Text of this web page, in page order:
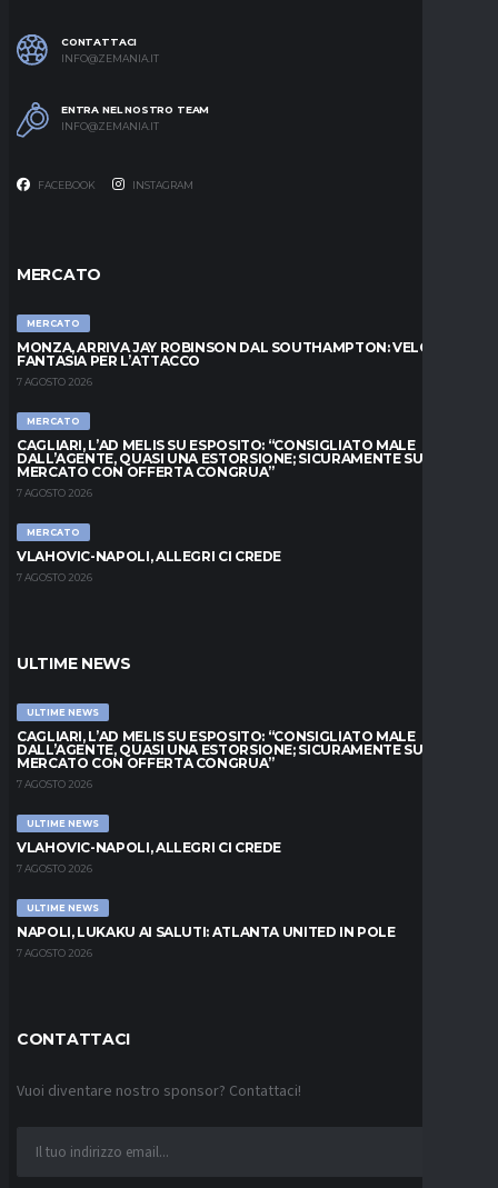
CONTATTACI
INFO@ZEMANIA.IT
ENTRA NEL NOSTRO TEAM
INFO@ZEMANIA.IT
FACEBOOK INSTAGRAM
MERCATO
MERCATO
MONZA, ARRIVA JAY ROBINSON DAL SOUTHAMPTON: VELOCITÀ E
FANTASIA PER L’ATTACCO
7 AGOSTO 2026
MERCATO
CAGLIARI, L’AD MELIS SU ESPOSITO: “CONSIGLIATO MALE
DALL’AGENTE, QUASI UNA ESTORSIONE; SICURAMENTE SUL
MERCATO CON OFFERTA CONGRUA”
7 AGOSTO 2026
MERCATO
VLAHOVIC-NAPOLI, ALLEGRI CI CREDE
7 AGOSTO 2026
ULTIME NEWS
ULTIME NEWS
CAGLIARI, L’AD MELIS SU ESPOSITO: “CONSIGLIATO MALE
DALL’AGENTE, QUASI UNA ESTORSIONE; SICURAMENTE SUL
MERCATO CON OFFERTA CONGRUA”
7 AGOSTO 2026
ULTIME NEWS
VLAHOVIC-NAPOLI, ALLEGRI CI CREDE
7 AGOSTO 2026
ULTIME NEWS
NAPOLI, LUKAKU AI SALUTI: ATLANTA UNITED IN POLE
7 AGOSTO 2026
CONTATTACI
Vuoi diventare nostro sponsor? Contattaci!